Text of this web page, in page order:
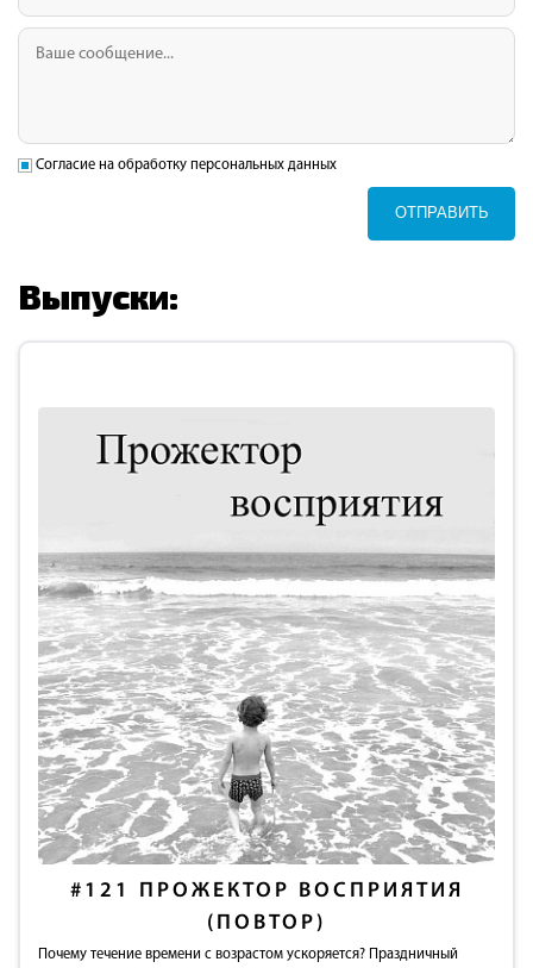
Согласие на обработку персональных данных
ОТПРАВИТЬ
Выпуски:
#121
ПРОЖЕКТОР ВОСПРИЯТИЯ
(ПОВТОР)
Почему течение времени с возрастом ускоряется? Праздничный